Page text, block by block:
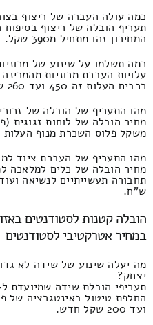
כמה עולה העברה של ריצוף
תעריף הובלה של ריצוף
המחירון זהו מתחיל מ390 שקל.
כמה תשלמו על שינוע של
עלויות העברת מכוניות
רכבים העלות זה 450 ועד 260 שקל.
מהו התעריף של הובלה של
מחיר הובלה של לוחות זגוגית
משקל פלוס השכרת מנוף העלות הוא 550 וזה מגיע עד
מהו התעריף של העברת ציוד
מחיר הובלה של כלים למלאכה
ש"ח.
הובלה קטנות לסטודנטים
במחיר אטרקטיבי לסטודנטים
מה יעלה שינוע של שידה לא
יצחק?
תעריפי הובלת שידה שמיועדת
ועד 200 שקל חדש.